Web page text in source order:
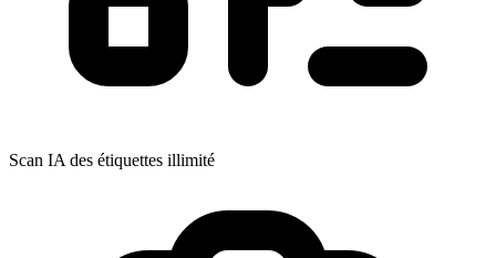
Scan IA des étiquettes illimité